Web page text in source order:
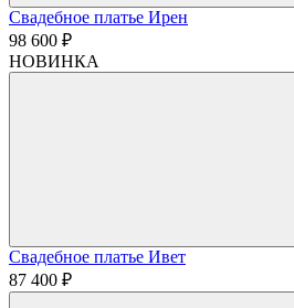
Свадебное платье Ирен
98 600 ₽
НОВИНКА
Свадебное платье Ивет
87 400 ₽